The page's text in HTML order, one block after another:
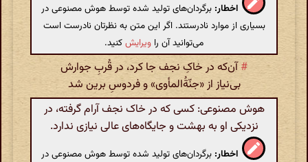
اخطار: برگردان‌های تولید شده توسط هوش مصنوعی در
بسیاری از موارد نادرستند. اگر این متن به نظرتان نادرست است
می‌توانید آن را ویرایشکنید.
#آن‌که در خاکِ نجف جا کرد، در قُربِ جوارش
بی‌نیاز از «جنّةُ‌المأوی» و فردوسِ برین شد
هوش مصنوعی: کسی که در خاک نجف آرام گرفته، در
نزدیکی او به بهشت و جایگاه‌های عالی نیازی ندارد.
اخطار: برگردان‌های تولید شده توسط هوش مصنوعی در